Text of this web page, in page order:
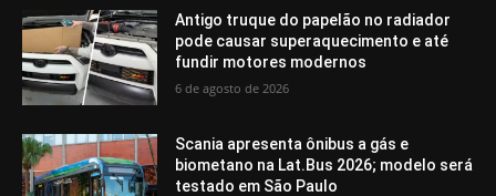
Antigo truque do papelão no radiador
pode causar superaquecimento e até
fundir motores modernos
6 de agosto de 2026
Scania apresenta ônibus a gás e
biometano na Lat.Bus 2026; modelo será
testado em São Paulo